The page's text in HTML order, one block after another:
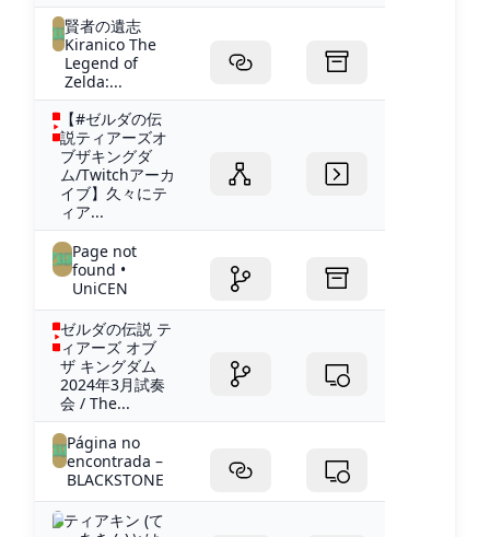
賢者の遺志
Kiranico The
Legend of
Zelda:...
【#ゼルダの伝
説ティアーズオ
ブザキングダ
ム/Twitchアーカ
イブ】久々にテ
ィア...
Page not
found •
UniCEN
ゼルダの伝説 テ
ィアーズ オブ
ザ キングダム
2024年3月試奏
会 / The...
Página no
encontrada –
BLACKSTONE
ティアキン (て